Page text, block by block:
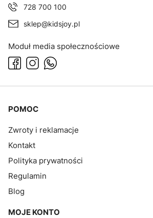
728 700 100
sklep@kidsjoy.pl
Moduł media społecznościowe
Linki w stopce
POMOC
Zwroty i reklamacje
Kontakt
Polityka prywatności
Regulamin
Blog
MOJE KONTO